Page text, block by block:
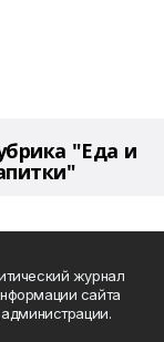
"Еда и
журнал
сайта